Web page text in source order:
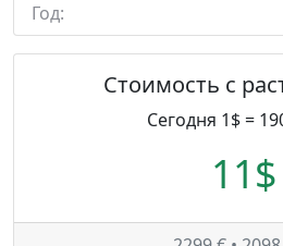
Год:
Стоимость с
Сегодня 1$ =
11$